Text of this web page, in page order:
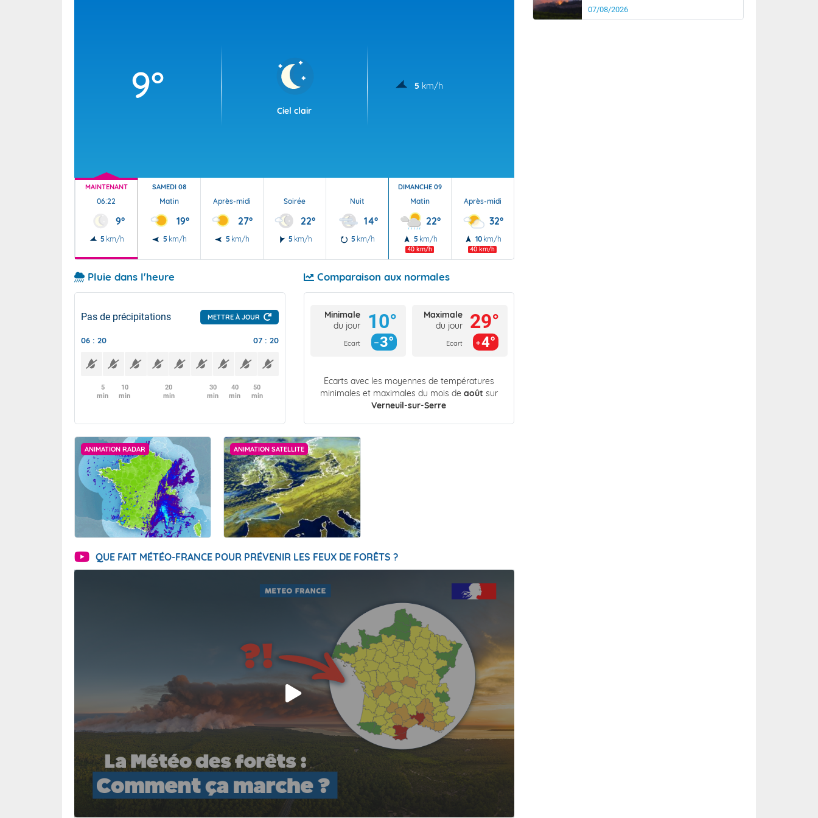
9°
Ciel clair
5 km/h
MAINTENANT
06:22
9°
5 km/h
SAMEDI 08
Matin
19°
5 km/h
Après-midi
27°
5 km/h
Soirée
22°
5 km/h
Nuit
14°
5 km/h
DIMANCHE 09
Matin
22°
5 km/h
40 km/h
Après-midi
32°
10 km/h
40 km/h
Pluie dans l'heure
Pas de précipitations METTRE À JOUR
06 : 20 07 : 20
5
min
10
min
20
min
30
min
40
min
50
min
Comparaison aux normales
Minimale
du jour
Ecart
10°
3°
Maximale
du jour
Ecart
29°
4°
Écarts avec les moyennes de températures
minimales et maximales du mois de août sur
Verneuil-sur-Serre
ANIMATION RADAR ANIMATION SATELLITE
QUE FAIT MÉTÉO-FRANCE POUR PRÉVENIR LES FEUX DE FORÊTS ?
07/08/2026